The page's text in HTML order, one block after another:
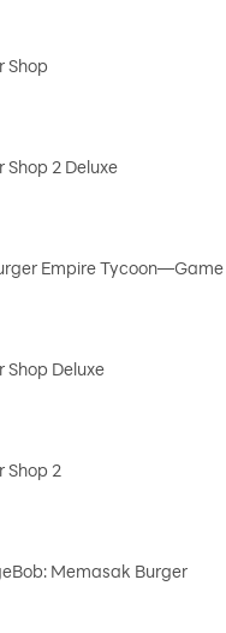
Shop
Shop 2 Deluxe
Empire Tycoon—Game
Shop Deluxe
Shop 2
Memasak Burger